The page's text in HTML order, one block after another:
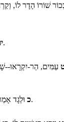
שׁוֹרוֹ הָדָר לוֹ,
וְלִזְבוּלֻן אָמַר, שְׂמַח זְבוּלֻן בְּצֵאתֶךָ; וְיִשָּׂשכָר, בְּאֹהָלֶיךָ.
עַמִּים, הַר-יִקְרָאוּ--
כוּלְגָד אָמַר, בָּרוּךְ מַרְחִיב גָּד: כְּלָבִיא שָׁכֵן, וְטָרַף זְרוֹעַ אַף-קָדְקֹד.